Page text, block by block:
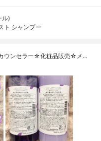
ル)
ト シャンプー
ウンセラー☆化粧品販売☆メ…